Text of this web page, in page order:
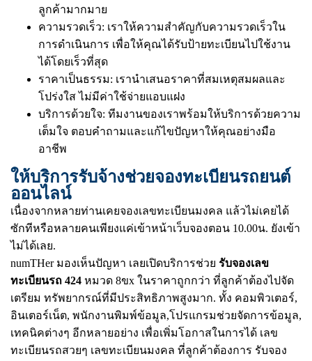
ลูกค้ามากมาย
ความรวดเร็ว: เราให้ความสำคัญกับความรวดเร็วใน
การดำเนินการ เพื่อให้คุณได้รับป้ายทะเบียนไปใช้งาน
ได้โดยเร็วที่สุด
ราคาเป็นธรรม: เรานำเสนอราคาที่สมเหตุสมผลและ
โปร่งใส ไม่มีค่าใช้จ่ายแอบแฝง
บริการด้วยใจ: ทีมงานของเราพร้อมให้บริการด้วยความ
เต็มใจ ตอบคำถามและแก้ไขปัญหาให้คุณอย่างมือ
อาชีพ
ให้บริการรับจ้างช่วยจองทะเบียนรถยนต์
ออนไลน์
เนื่องจากหลายท่านเคยจองเลขทะเบียนมงคล แล้วไม่เคยได้
ซักทีหรือหลายคนเพียงแค่เข้าหน้าเว็บจองตอน 10.00น. ยังเข้า
ไม่ได้เลย.
numTHer มองเห็นปัญหา เลยเปิดบริการช่วย รับจองเลข
ทะเบียนรถ 424 หมวด 8ขx ในราคาถูกกว่า ที่ลูกค้าต้องไปจัด
เตรียม ทรัพยากรณ์ที่มีประสิทธิภาพสูงมาก. ทั้ง คอมพิวเตอร์,
อินเตอร์เน็ต, พนักงานพิมพ์ข้อมูล,โปรแกรมช่วยจัดการข้อมูล,
เทคนิคต่างๆ อีกหลายอย่าง เพื่อเพิ่มโอกาสในการได้ เลข
ทะเบียนรถสวยๆ เลขทะเบียนมงคล ที่ลูกค้าต้องการ รับจอง